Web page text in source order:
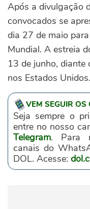
Após a divulgação
convocados se
dia 27 de maio
Mundial. A estreia
13 de junho, diante
nos Estados Unidos.
VEM SEGUIR
Seja sempre o
entre no nosso
Telegram. Para
canais do
DOL. Acesse: